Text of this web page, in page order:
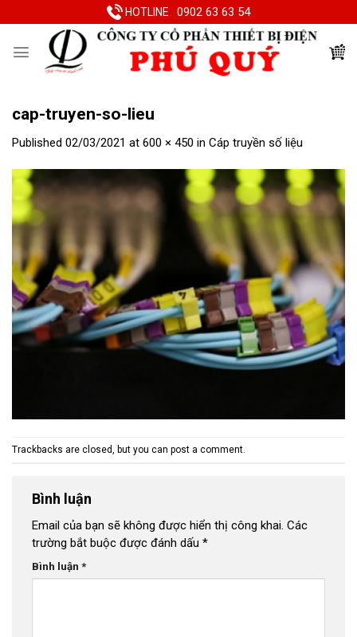
to
HOTLINE 0902 63 63 54
cap-truyen-so-lieu
Published 02/03/2021 at 600 × 450 in Cáp truyền số liệu
Trackbacks are closed, but you can post a comment.
Bình luận
Email của bạn sẽ không được hiển thị công khai. Các
trường bắt buộc được đánh dấu *
Bình luận *